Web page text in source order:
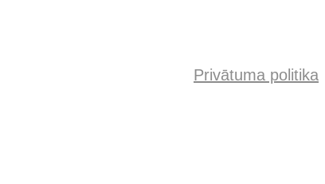
Privātuma politika